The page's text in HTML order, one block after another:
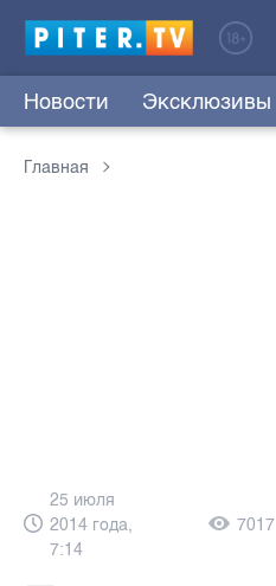
Новости Эксклюзивы
Главная
25 июля
2014 года,
7:14
7017